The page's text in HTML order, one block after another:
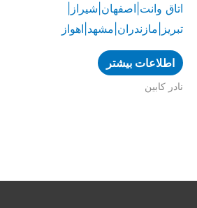
اتاق وانت|اصفهان|شیراز|
تبریز|مازندران|مشهد|اهواز
اطلاعات بیشتر
نادر کابین